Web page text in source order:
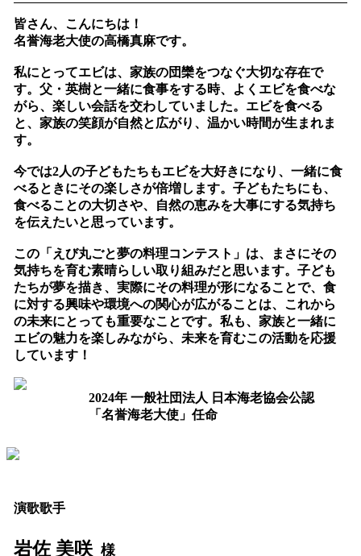
皆さん、こんにちは！
名誉海老大使の高橋真麻です。
私にとってエビは、家族の団欒をつなぐ大切な存在で
す。父・英樹と一緒に食事をする時、よくエビを食べな
がら、楽しい会話を交わしていました。エビを食べる
と、家族の笑顔が自然と広がり、温かい時間が生まれま
す。
今では2人の子どもたちもエビを大好きになり、一緒に食
べるときにその楽しさが倍増します。子どもたちにも、
食べることの大切さや、自然の恵みを大事にする気持ち
を伝えたいと思っています。
この「えび丸ごと夢の料理コンテスト」は、まさにその
気持ちを育む素晴らしい取り組みだと思います。子ども
たちが夢を描き、実際にその料理が形になることで、食
に対する興味や環境への関心が広がることは、これから
の未来にとっても重要なことです。私も、家族と一緒に
エビの魅力を楽しみながら、未来を育むこの活動を応援
しています！
2024年 一般社団法人 日本海老協会公認
「名誉海老大使」任命
演歌歌手
岩佐 美咲 様